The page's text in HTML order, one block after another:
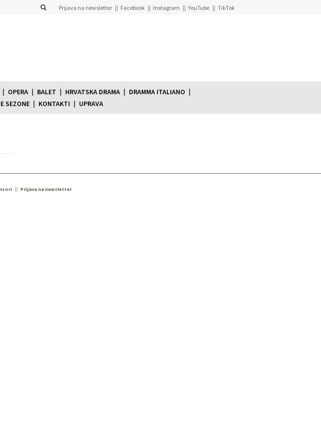
Prijava na newsletter Facebook Instagram YouTube TikTok
OPERA BALET HRVATSKA DRAMA
DRAMMA ITALIANO
SEZONE KONTAKTI UPRAVA
Prijava na newsletter